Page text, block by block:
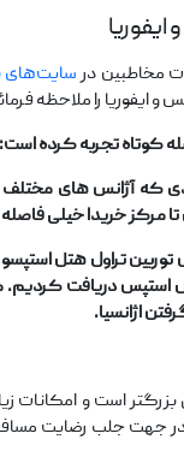
مخاطبین درسایت‌های
ایفوریا را ملاحظه
کوتاه تجربه کرده است:
زیادی که آژانس های
مرکز خریدا خیلی
توربین تراول هتل
دریافت کردیم.
اژانسیا.
بزرگتر است و
در جهت جلب رضایت